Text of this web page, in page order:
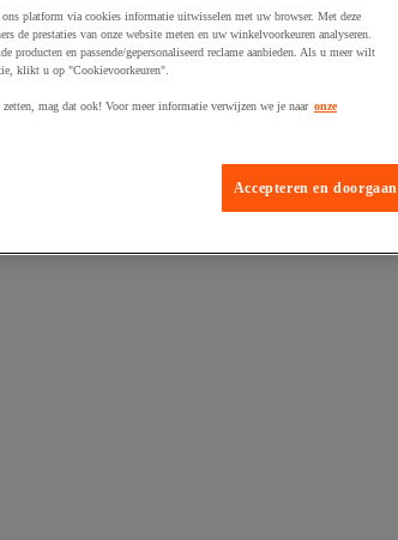
platform via cookies informatie uitwisselen met uw browser. Met deze
de prestaties van onze website meten en uw winkelvoorkeuren analyseren.
producten en passende/gepersonaliseerd reclame aanbieden. Als u meer wilt
klikt u op "Cookievoorkeuren".
mag dat ook! Voor meer informatie verwijzen we je naar onze
Accepteren en doorgaan